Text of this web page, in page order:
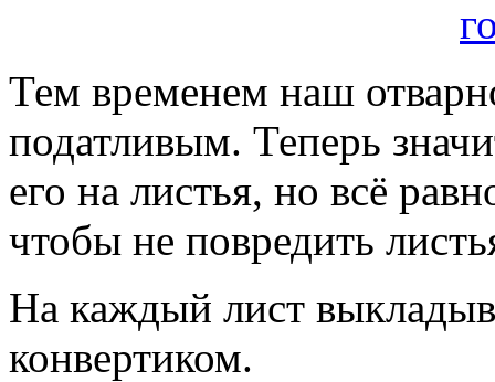
Тем временем наш
податливым. Теперь
его на листья, но всё
чтобы не повредить
На каждый лист
конвертиком.